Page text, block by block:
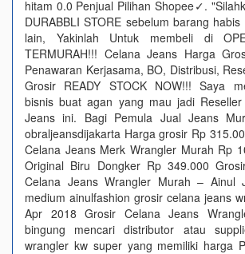
hitam 0.0 Penjual Pilihan Shopee✓.
DURABBLI STORE sebelum barang
lain, Yakinlah Untuk membeli di
TERMURAH!!! Celana Jeans Harga
Penawaran Kerjasama, BO, Distribusi,
Grosir READY STOCK NOW!!! Saya
bisnis buat agan yang mau jadi
Jeans ini. Bagi Pemula Jual Jeans
obraljeansdijakarta Harga grosir Rp
Celana Jeans Merk Wrangler Murah Rp
Original Biru Dongker Rp 349.000
Celana Jeans Wrangler Murah – Ainul
medium ainulfashion grosir celana jeans
Apr 2018 Grosir Celana Jeans
bingung mencari distributor atau
wrangler kw super yang memiliki harga